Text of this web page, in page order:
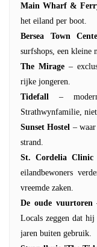
Main Wharf &
het eiland per boot.
Bersea Town
surfshops, een kleine
The Mirage–
rijke jongeren.
Tidefall –
Strathwynfamilie,
Sunset Hostel –
strand.
St. Cordelia Clinic
eilandbewoners
vreemde zaken.
De oude vuurtoren
Locals zeggen dat
jaren buiten gebruik.